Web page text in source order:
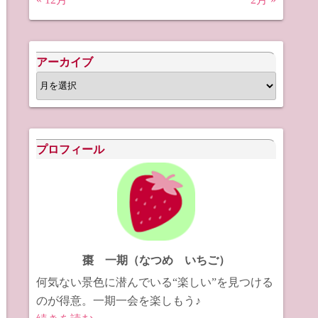
アーカイブ
ア
ー
ブ
プロフィール
棗 一期（なつめ いちご）
何気ない景色に潜んでいる“楽しい”を見つける
のが得意。一期一会を楽しもう♪